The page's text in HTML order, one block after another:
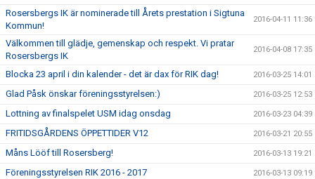
Rosersbergs IK är nominerade till Årets prestation i Sigtuna
Kommun!
2016-04-11 11:36
Välkommen till glädje, gemenskap och respekt. Vi pratar
Rosersbergs IK
2016-04-08 17:35
Blocka 23 april i din kalender - det är dax för RIK dag! 2016-03-25 14:01
Glad Påsk önskar föreningsstyrelsen:) 2016-03-25 12:53
Lottning av finalspelet USM idag onsdag 2016-03-23 04:39
FRITIDSGÅRDENS ÖPPETTIDER V12 2016-03-21 20:55
Måns Lööf till Rosersberg! 2016-03-13 19:21
Föreningsstyrelsen RIK 2016 - 2017 2016-03-13 09:19